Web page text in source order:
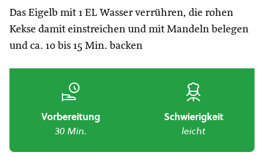
Das Eigelb mit 1 EL Wasser verrühren, die rohen
Kekse damit einstreichen und mit Mandeln belegen
und ca. 10 bis 15 Min. backen
Vorbereitung
30 Min.
Schwierigkeit
leicht